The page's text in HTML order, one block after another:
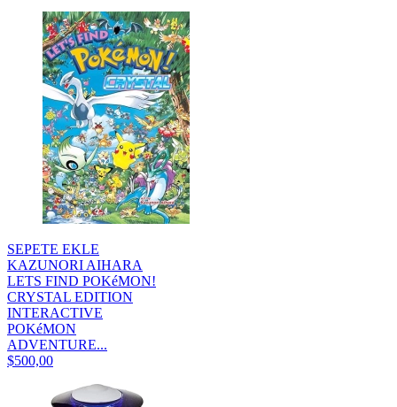
SEPETE EKLE
KAZUNORI AIHARA
LETS FIND POKéMON!
CRYSTAL EDITION
INTERACTIVE
POKéMON
ADVENTURE...
$500,00